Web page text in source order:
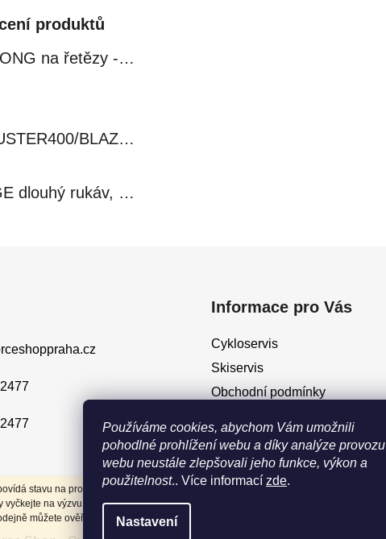
Používáme cookies, abychom Vám umožnili
pohodlné prohlížení webu a díky analýze provozu
webu neustále zlepšovali jeho funkce, výkon a
použitelnost.. Více informací zde.
Nastavení
stavu na prodejně. Při objednání
na výzvu, že je zboží připraveno
můžete ověřit na tel
produktů
Čistič Force STRONG na řetězy - 0,5 l, láhev - růžový
5 z 5 hvězdiček.
Světla SIGMA BUSTER400/BLAZE FLASH, přední+zadní
5 z 5 hvězdiček.
Dres Force RIDGE dlouhý rukáv, černo-modrý
5 z 5 hvězdiček.
Informace pro Vás
Cykloservis
Skiservis
Obchodní podmínky
Jak vrátit / vyměnit zboží?